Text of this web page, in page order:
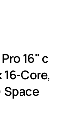
16" с
16-Core,
Space